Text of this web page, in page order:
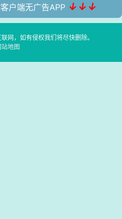
户端无广告APP ↓↓↓
网，如有侵权我们将尽快删除。
站地图